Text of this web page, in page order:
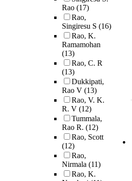
Rao (17)
Rao,
Singiresu S (16)
Rao, K.
Ramamohan
(13)
Rao, C. R
(13)
Dukkipati,
Rao V (13)
Rao, V. K.
R. V (12)
Tummala,
Rao R. (12)
Rao, Scott
(12)
Rao,
Nirmala (11)
Rao, K.